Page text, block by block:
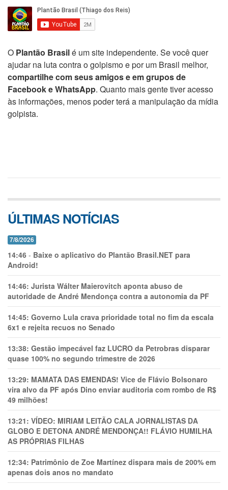
O Plantão Brasilé um site independente. Se você quer
ajudar na luta contra o golpismo e por um Brasil melhor,
compartilhe com seus amigos e em grupos de
Facebook e WhatsApp. Quanto mais gente tiver acesso
às informações, menos poder terá a manipulação da mídia
golpista.
ÚLTIMAS NOTÍCIAS
7/8/2026
14:46 - Baixe o aplicativo do Plantão Brasil.NET para
Android!
14:46: Jurista Wálter Maierovitch aponta abuso de
autoridade de André Mendonça contra a autonomia da PF
14:45: Governo Lula crava prioridade total no fim da escala
6x1 e rejeita recuos no Senado
13:38: Gestão impecável faz LUCRO da Petrobras disparar
quase 100% no segundo trimestre de 2026
13:29: MAMATA DAS EMENDAS! Vice de Flávio Bolsonaro
vira alvo da PF após Dino enviar auditoria com rombo de R$
49 milhões!
13:21: VÍDEO: MIRIAM LEITÃO CALA JORNALISTAS DA
GLOBO E DETONA ANDRÉ MENDONÇA!! FLÁVIO HUMILHA
AS PRÓPRIAS FILHAS
12:34: Patrimônio de Zoe Martínez dispara mais de 200% em
apenas dois anos no mandato